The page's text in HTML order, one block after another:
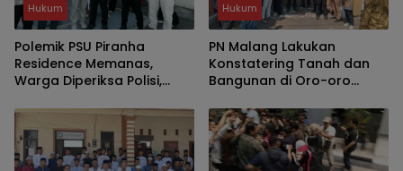
Hukum
Polemik PSU Piranha
Residence Memanas,
Warga Diperiksa Polisi,
Terancam Dilaporkan
Hukum
PN Malang Lakukan
Konstatering Tanah dan
Bangunan di Oro-oro